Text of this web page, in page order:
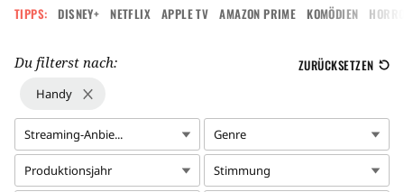
TIPPS: DISNEY+ NETFLIX APPLE TV AMAZON PRIME KOMÖDIEN
Du filterst nach: ZURÜCKSETZEN
Handy
Streaming-Anbie... Genre
Produktionsjahr Stimmung